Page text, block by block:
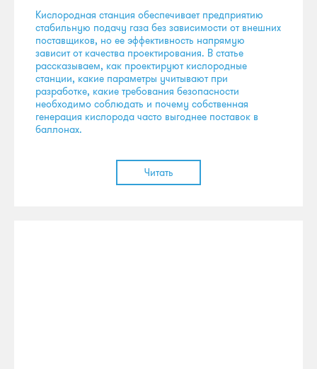
Кислородная станция обеспечивает предприятию
стабильную подачу газа без зависимости от внешних
поставщиков, но ее эффективность напрямую
зависит от качества проектирования. В статье
рассказываем, как проектируют кислородные
станции, какие параметры учитывают при
разработке, какие требования безопасности
необходимо соблюдать и почему собственная
генерация кислорода часто выгоднее поставок в
баллонах.
Читать